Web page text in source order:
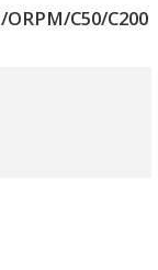
C50/C200